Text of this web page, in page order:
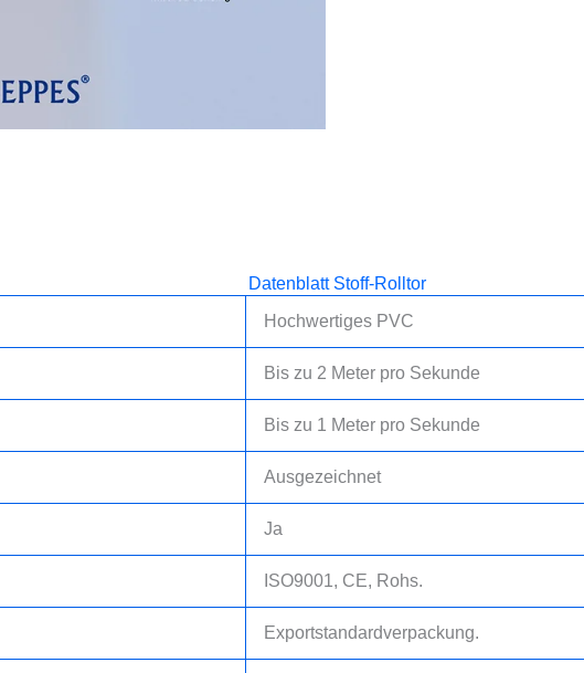
Datenblatt Stoff-Rolltor
Hochwertiges PVC
Bis zu 2 Meter pro Sekunde
Bis zu 1 Meter pro Sekunde
Ausgezeichnet
Ja
ISO9001, CE, Rohs.
Exportstandardverpackung.